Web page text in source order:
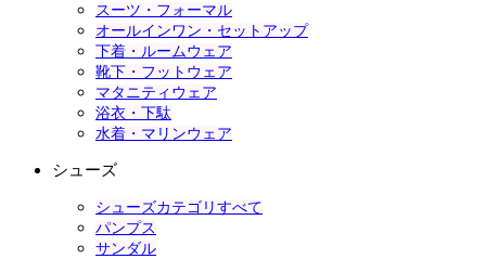
スーツ・フォーマル
オールインワン・セットアップ
下着・ルームウェア
靴下・フットウェア
マタニティウェア
浴衣・下駄
水着・マリンウェア
シューズ
シューズカテゴリすべて
パンプス
サンダル